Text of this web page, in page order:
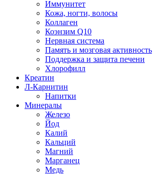
Иммунитет
Кожа, ногти, волосы
Коллаген
Коэнзим Q10
Нервная система
Память и мозговая активность
Поддержка и защита печени
Хлорофилл
Креатин
Л-Карнитин
Напитки
Минералы
Железо
Йод
Калий
Кальций
Магний
Марганец
Медь